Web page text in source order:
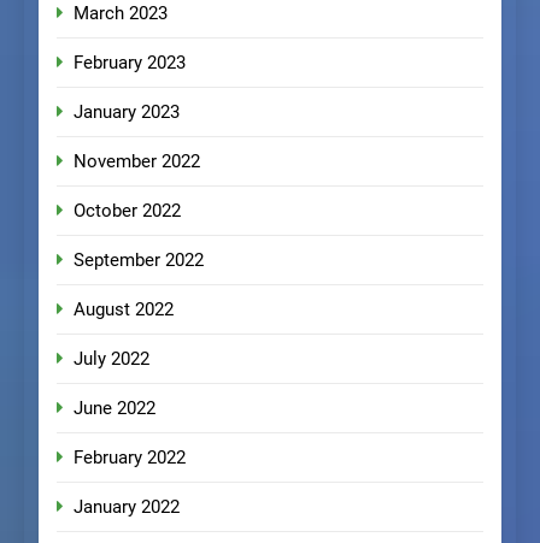
March 2023
February 2023
January 2023
November 2022
October 2022
September 2022
August 2022
July 2022
June 2022
February 2022
January 2022